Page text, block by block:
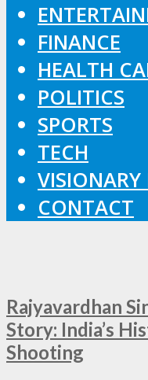
FINANCE
HEALTH
POLITICS
SPORTS
TECH
VISIONARY
CONTACT
Rajyavardhan
Story: India’s
Shooting